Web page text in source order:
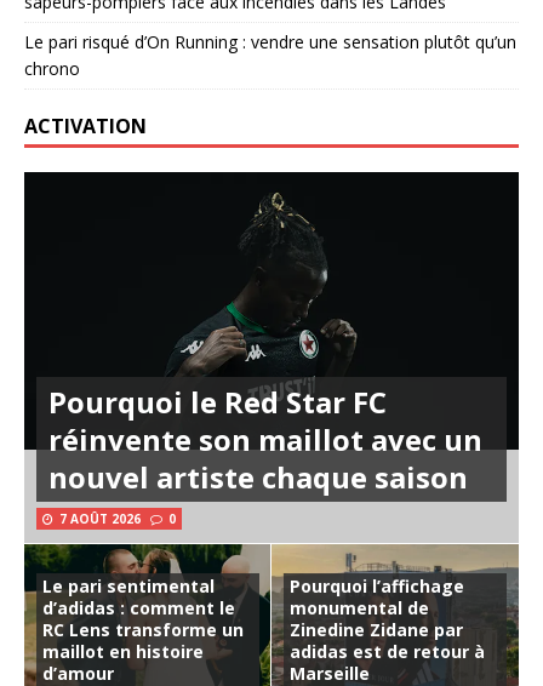
Le pari risqué d’On Running : vendre une sensation plutôt qu’un
chrono
ACTIVATION
Pourquoi le Red Star FC
réinvente son maillot avec un
nouvel artiste chaque saison
7 AOÛT 2026 0
Le pari sentimental
d’adidas : comment le
RC Lens transforme un
maillot en histoire
d’amour
Pourquoi l’affichage
monumental de
Zinedine Zidane par
adidas est de retour à
Marseille